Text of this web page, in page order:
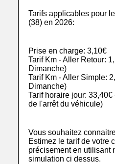
Tarifs applicables pour
(38) en 2026:
Prise en charge: 3,10€
Tarif Km - Aller Retour:
Dimanche)
Tarif Km - Aller Simple:
Dimanche)
Tarif horaire jour:
de l'arrêt du véhicule)
Vous souhaitez
Estimez le tarif de votre
précisement en utilisant
simulation ci dessus.